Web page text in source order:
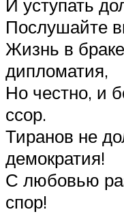
И уступать
Послушайте
Жизнь в
дипломатия,
Но честно, и
ссор.
Тиранов не
демократия!
С любовью
спор!